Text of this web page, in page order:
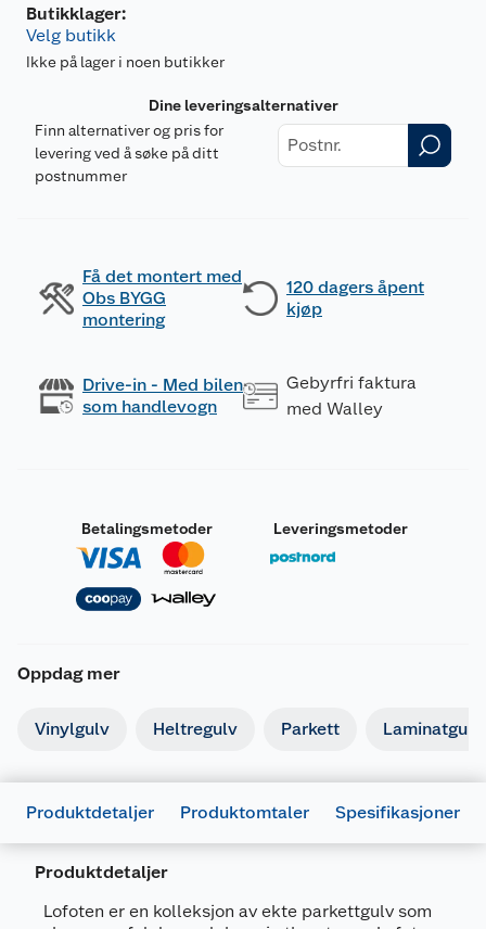
Butikklager:
Velg butikk
Ikke på lager i noen butikker
Dine leveringsalternativer
Finn alternativer og pris for
levering ved å søke på ditt
postnummer
Få det montert med
Obs BYGG
montering
120 dagers åpent
kjøp
Drive-in - Med bilen
som handlevogn
Gebyrfri faktura
med Walley
Betalingsmetoder Leveringsmetoder
Oppdag mer
Vinylgulv Heltregulv Parkett Laminatgulv
Produktdetaljer Produktomtaler Spesifikasjoner
Produktdetaljer
Lofoten er en kolleksjon av ekte parkettgulv som
Generelt
Artikkelnummer
5401013660031